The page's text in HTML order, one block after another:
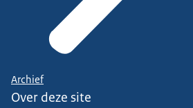
Archief
Over deze site